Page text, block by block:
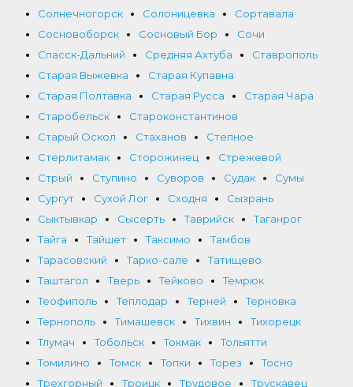
Солнечногорск
Солоницевка
Сортавала
Сосновоборск
Сосновый Бор
Сочи
Спасск-Дальний
Средняя Ахтуба
Ставрополь
Старая Выжевка
Старая Купавна
Старая Полтавка
Старая Русса
Старая Чара
Старобельск
Староконстантинов
Старый Оскол
Стаханов
Степное
Стерлитамак
Сторожинец
Стрежевой
Стрый
Ступино Суворов Судак
Сумы
Сургут
Сухой Лог Сходня
Сызрань
Сыктывкар
Сысерть Таврийск
Таганрог
Тайга
Тайшет Таксимо
Тамбов
Тарасовский
Тарко-сале
Татищево
Таштагол
Тверь Тейково
Темрюк
Теофиполь
Теплодар Терней
Терновка
Тернополь
Тимашевск Тихвин
Тихорецк
Тлумач
Тобольск Токмак
Тольятти
Томилино
Томск Топки Торез
Тосно
Трехгорный
Троицк Трудовое
Трускавец